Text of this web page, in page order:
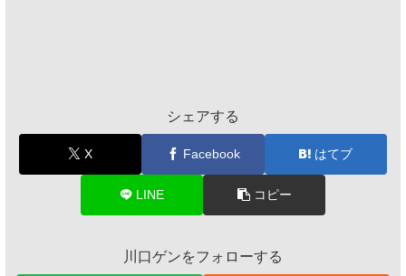
シェアする
X Facebook はてブ
LINE コピー
川口ゲンをフォローする